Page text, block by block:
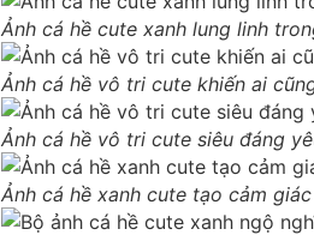
Ảnh cá hề cute xanh lung linh
Ảnh cá hề vô tri cute khiến ai
Ảnh cá hề vô tri cute siêu đáng
Ảnh cá hề xanh cute tạo cảm